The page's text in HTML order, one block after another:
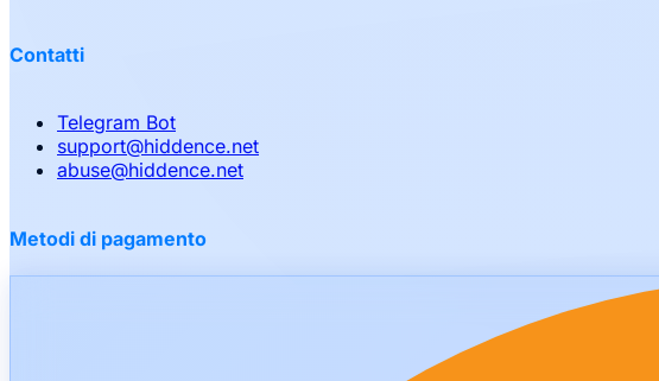
Contatti
Telegram Bot
support@hiddence.net
abuse@hiddence.net
Metodi di pagamento